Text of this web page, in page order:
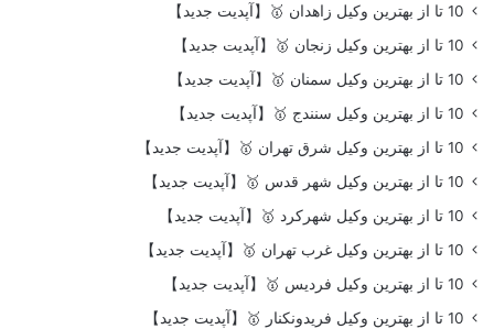
10 تا از بهترین وکیل زاهدان 🥇【آپدیت جدید】
10 تا از بهترین وکیل زنجان 🥇【آپدیت جدید】
10 تا از بهترین وکیل سمنان 🥇【آپدیت جدید】
10 تا از بهترین وکیل سنندج 🥇【آپدیت جدید】
10 تا از بهترین وکیل شرق تهران 🥇【آپدیت جدید】
10 تا از بهترین وکیل شهر قدس 🥇【آپدیت جدید】
10 تا از بهترین وکیل شهرکرد 🥇【آپدیت جدید】
10 تا از بهترین وکیل غرب تهران 🥇【آپدیت جدید】
10 تا از بهترین وکیل فردیس 🥇【آپدیت جدید】
10 تا از بهترین وکیل فریدونکنار 🥇【آپدیت جدید】